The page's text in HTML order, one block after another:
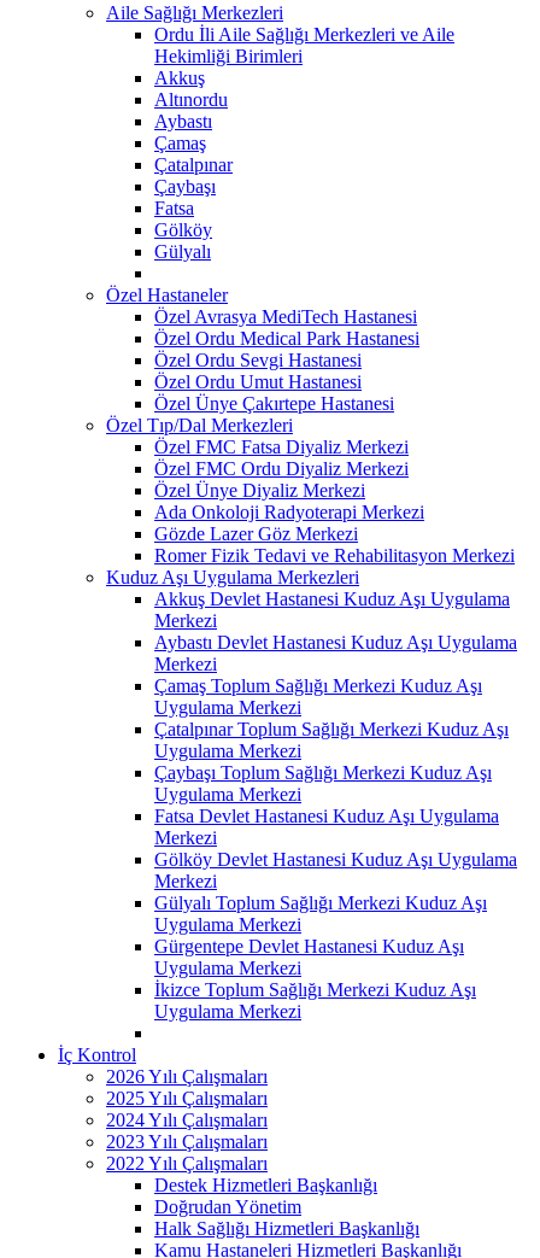
Aile Sağlığı Merkezleri
Ordu İli Aile Sağlığı Merkezleri ve Aile
Hekimliği Birimleri
Akkuş
Altınordu
Aybastı
Çamaş
Çatalpınar
Çaybaşı
Fatsa
Gölköy
Gülyalı
Özel Hastaneler
Özel Avrasya MediTech Hastanesi
Özel Ordu Medical Park Hastanesi
Özel Ordu Sevgi Hastanesi
Özel Ordu Umut Hastanesi
Özel Ünye Çakırtepe Hastanesi
Özel Tıp/Dal Merkezleri
Özel FMC Fatsa Diyaliz Merkezi
Özel FMC Ordu Diyaliz Merkezi
Özel Ünye Diyaliz Merkezi
Ada Onkoloji Radyoterapi Merkezi
Gözde Lazer Göz Merkezi
Romer Fizik Tedavi ve Rehabilitasyon Merkezi
Kuduz Aşı Uygulama Merkezleri
Akkuş Devlet Hastanesi Kuduz Aşı Uygulama
Merkezi
Aybastı Devlet Hastanesi Kuduz Aşı Uygulama
Merkezi
Çamaş Toplum Sağlığı Merkezi Kuduz Aşı
Uygulama Merkezi
Çatalpınar Toplum Sağlığı Merkezi Kuduz Aşı
Uygulama Merkezi
Çaybaşı Toplum Sağlığı Merkezi Kuduz Aşı
Uygulama Merkezi
Fatsa Devlet Hastanesi Kuduz Aşı Uygulama
Merkezi
Gölköy Devlet Hastanesi Kuduz Aşı Uygulama
Merkezi
Gülyalı Toplum Sağlığı Merkezi Kuduz Aşı
Uygulama Merkezi
Gürgentepe Devlet Hastanesi Kuduz Aşı
Uygulama Merkezi
İkizce Toplum Sağlığı Merkezi Kuduz Aşı
Uygulama Merkezi
İç Kontrol
2026 Yılı Çalışmaları
2025 Yılı Çalışmaları
2024 Yılı Çalışmaları
2023 Yılı Çalışmaları
2022 Yılı Çalışmaları
Destek Hizmetleri Başkanlığı
Doğrudan Yönetim
Halk Sağlığı Hizmetleri Başkanlığı
Kamu Hastaneleri Hizmetleri Başkanlığı